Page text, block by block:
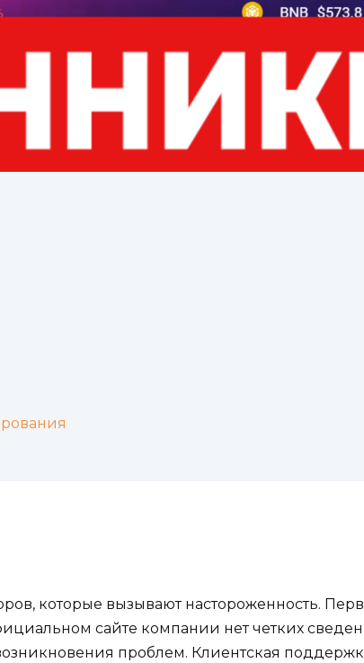
которые вызывают настороженность.
сайте компании нет четких
проблем. Клиентская